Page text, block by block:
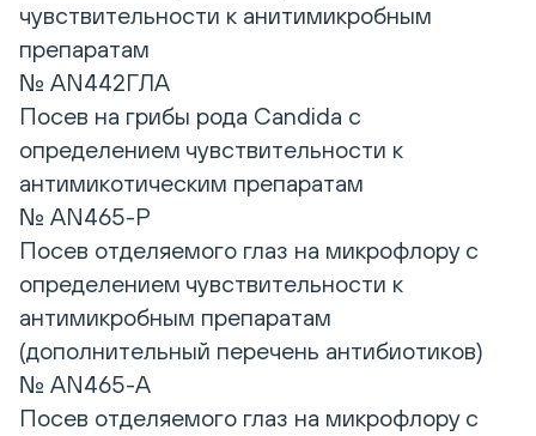
чувствительности к анитимикробным
препаратам
№ AN442ГЛА
Посев на грибы рода Candida с
определением чувствительности к
антимикотическим препаратам
№ AN465-Р
Посев отделяемого глаз на микрофлору с
определением чувствительности к
антимикробным препаратам
(дополнительный перечень антибиотиков)
№ AN465-А
Посев отделяемого глаз на микрофлору с